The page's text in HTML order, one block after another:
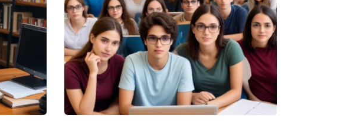
ofrecen su orientación a los nuevos agentes, compartiendo
apoyo incrementa la confianza de los novatos, lo que resulta en un
concretos. En una agencia de renombre como Keller Williams, la
retención de empleados superiores al promedio del sector,